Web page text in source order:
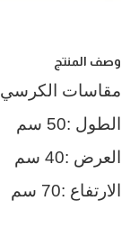
وصف المنتج
مقاسات الكرسي
الطول :50 سم
العرض :40 سم
الارتفاع :70 سم